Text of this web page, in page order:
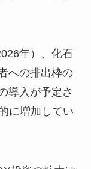
年）、化石
への排出枠の
導入が予定さ
に増加してい